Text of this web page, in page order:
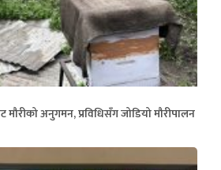
अनुगमन, प्रविधिसँग जोडियो मौरीपालन